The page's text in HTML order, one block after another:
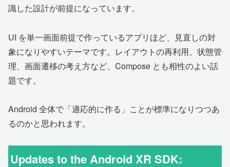
識した設計が前提になっています。
UI を単一画面前提で作っているアプリほど、見直しの対
象になりやすいテーマです。レイアウトの再利用、状態管
理、画面遷移の考え方など、Compose とも相性のよい話
題です。
Android 全体で「適応的に作る」ことが標準になりつつあ
るのかと思われます。
Updates to the Android XR SDK: